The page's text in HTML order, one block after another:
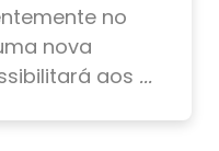
no
nova
aos ...